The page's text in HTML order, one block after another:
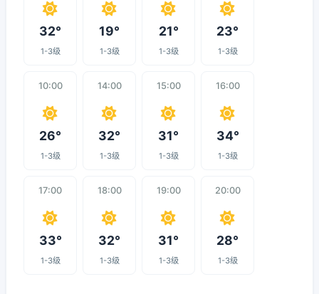
32°
1-3级
19°
1-3级
21°
1-3级
23°
1-3级
10:00
26°
1-3级
14:00
32°
1-3级
15:00
31°
1-3级
16:00
34°
1-3级
17:00
33°
1-3级
18:00
32°
1-3级
19:00
31°
1-3级
20:00
28°
1-3级